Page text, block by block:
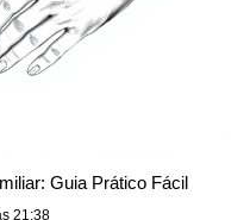
Guia Prático Fácil
21:38